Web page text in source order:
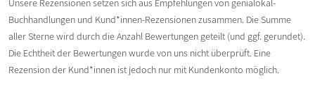
Unsere Rezensionen setzen sich aus Empfehlungen von genialokal-
Buchhandlungen und Kund*innen-Rezensionen zusammen. Die Summe
aller Sterne wird durch die Anzahl Bewertungen geteilt (und ggf. gerundet).
Die Echtheit der Bewertungen wurde von uns nicht überprüft. Eine
Rezension der Kund*innen ist jedoch nur mit Kundenkonto möglich.